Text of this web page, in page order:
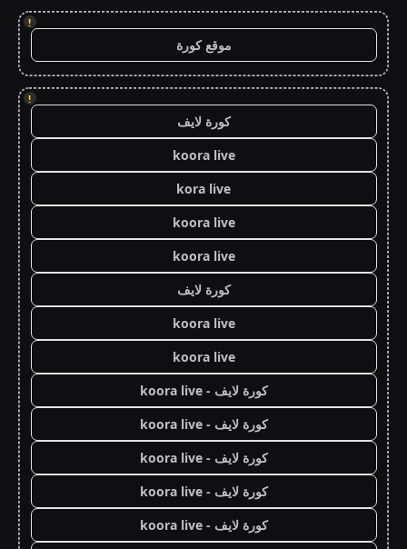
!
موقع كورة
!
كورة لايف
koora live
kora live
koora live
koora live
كورة لايف
koora live
koora live
كورة لايف - koora live
كورة لايف - koora live
كورة لايف - koora live
كورة لايف - koora live
كورة لايف - koora live